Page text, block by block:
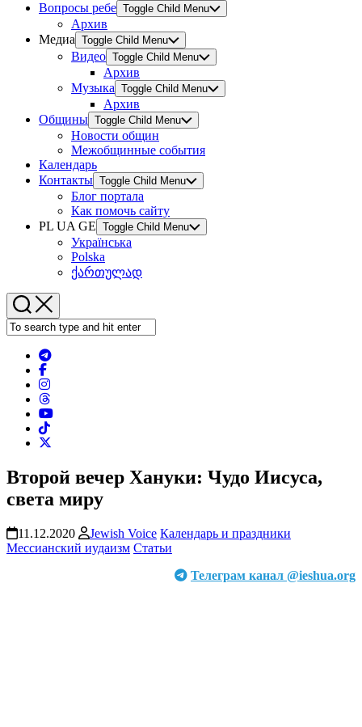
Вопросы ребе Toggle Child Menu
Архив
Медиа Toggle Child Menu
Видео Toggle Child Menu
Архив
Музыка Toggle Child Menu
Архив
Общины Toggle Child Menu
Новости общин
Межобщинные события
Календарь
Контакты Toggle Child Menu
Блог портала
Как помочь сайту
PL UA GE Toggle Child Menu
Українська
Polska
ქართულად
Второй вечер Хануки: Чудо Иисуса,
света миру
11.12.2020 Jewish Voice Календарь и праздники
Мессианский иудаизм Статьи
Телеграм канал @ieshua.org